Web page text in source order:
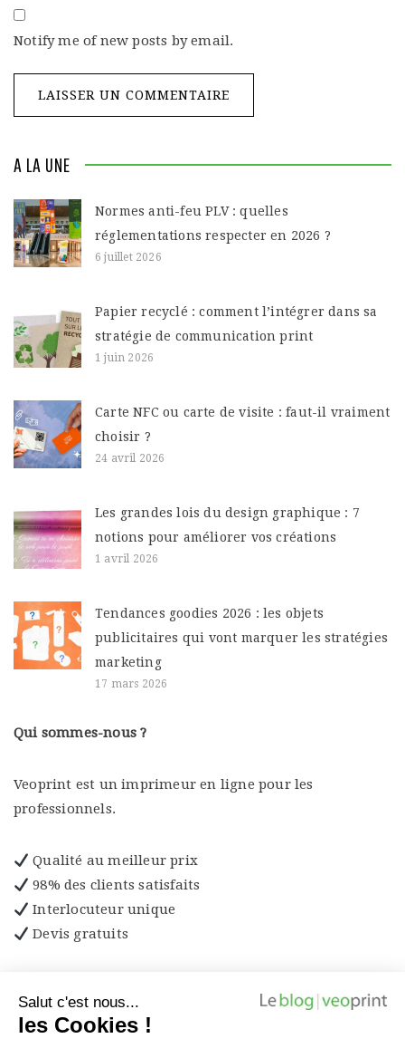
Notify me of new posts by email.
A LA UNE
Normes anti-feu PLV : quelles
réglementations respecter en 2026 ?
6 juillet 2026
Papier recyclé : comment l’intégrer dans sa
stratégie de communication print
1 juin 2026
Carte NFC ou carte de visite : faut-il vraiment
choisir ?
24 avril 2026
Les grandes lois du design graphique : 7
notions pour améliorer vos créations
1 avril 2026
Tendances goodies 2026 : les objets
publicitaires qui vont marquer les stratégies
marketing
17 mars 2026
Qui sommes-nous ?
Veoprint est un imprimeur en ligne pour les
professionnels.
Qualité au meilleur prix
98% des clients satisfaits
Interlocuteur unique
Devis gratuits
Découvrez les produits